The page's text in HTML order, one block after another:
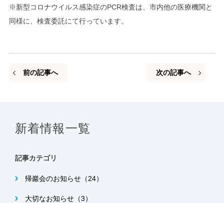
※新型コロナウイルス感染症のPCR検査は、市内他の医療機関と
同様に、検査委託にて行っています。
前の記事へ 次の記事へ
新着情報一覧
記事カテゴリ
帰巖会のお知らせ（24）
大切なお知らせ（3）